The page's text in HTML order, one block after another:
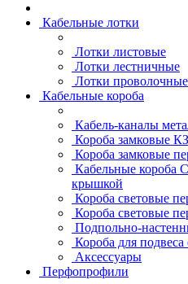
Кабельные лотки
Лотки листовые
Лотки лестничные
Лотки
Кабельные короба
Кабель-каналы
Короба замковые
Короба замковые
Кабельные короба
крышкой
Короба световые
Короба световые
Подпольно-
Короба для
Аксессуары
Перфопрофили